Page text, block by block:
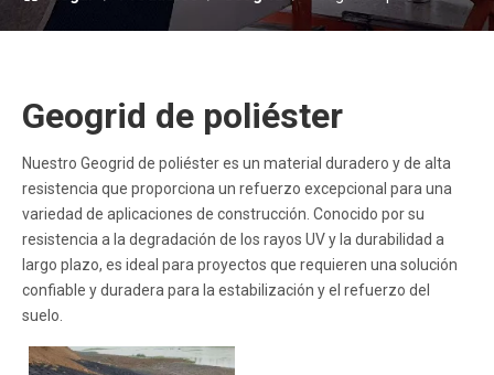
Geogrid de poliéster
Nuestro Geogrid de poliéster es un material duradero y de alta
resistencia que proporciona un refuerzo excepcional para una
variedad de aplicaciones de construcción. Conocido por su
resistencia a la degradación de los rayos UV y la durabilidad a
largo plazo, es ideal para proyectos que requieren una solución
confiable y duradera para la estabilización y el refuerzo del
suelo.